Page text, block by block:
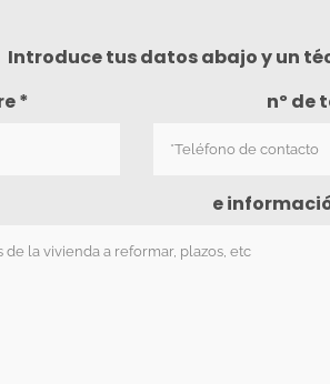
Introduce tus datos abajo y un
*
nº de
e